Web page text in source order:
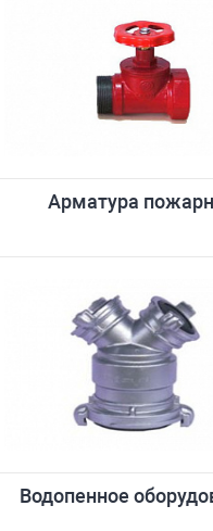
Арматура
Водопенное